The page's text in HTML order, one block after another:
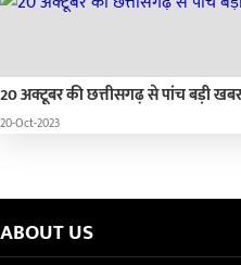
20 अक्टूबर की छत्तीसगढ़ से पांच बड़ी खबर
20-Oct-2023
ABOUT US